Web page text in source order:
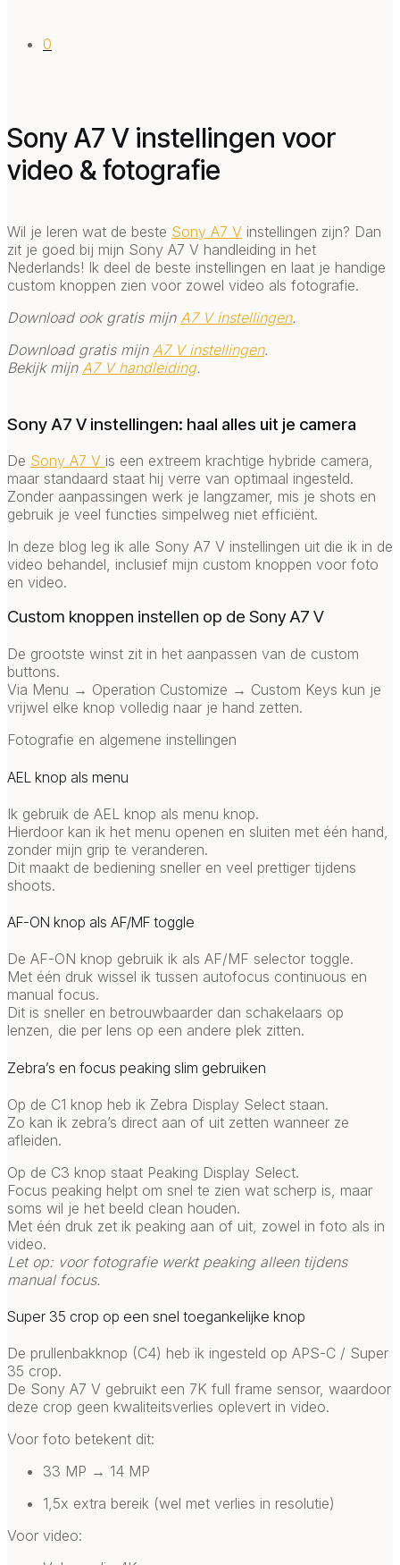
0
Sony A7 V instellingen voor
video & fotografie
Wil je leren wat de beste Sony A7 V instellingen zijn? Dan
zit je goed bij mijn Sony A7 V handleiding in het
Nederlands! Ik deel de beste instellingen en laat je handige
custom knoppen zien voor zowel video als fotografie.
Download ook gratis mijn A7 V instellingen.
Download gratis mijn A7 V instellingen.
Bekijk mijn A7 V handleiding.
Sony A7 V instellingen: haal alles uit je camera
De Sony A7 V is een extreem krachtige hybride camera,
maar standaard staat hij verre van optimaal ingesteld.
Zonder aanpassingen werk je langzamer, mis je shots en
gebruik je veel functies simpelweg niet efficiënt.
In deze blog leg ik alle Sony A7 V instellingen uit die ik in de
video behandel, inclusief mijn custom knoppen voor foto
en video.
Custom knoppen instellen op de Sony A7 V
De grootste winst zit in het aanpassen van de custom
buttons.
Via Menu → Operation Customize → Custom Keys kun je
vrijwel elke knop volledig naar je hand zetten.
Fotografie en algemene instellingen
AEL knop als menu
Ik gebruik de AEL knop als menu knop.
Hierdoor kan ik het menu openen en sluiten met één hand,
zonder mijn grip te veranderen.
Dit maakt de bediening sneller en veel prettiger tijdens
shoots.
AF-ON knop als AF/MF toggle
De AF-ON knop gebruik ik als AF/MF selector toggle.
Met één druk wissel ik tussen autofocus continuous en
manual focus.
Dit is sneller en betrouwbaarder dan schakelaars op
lenzen, die per lens op een andere plek zitten.
Zebra’s en focus peaking slim gebruiken
Op de C1 knop heb ik Zebra Display Select staan.
Zo kan ik zebra’s direct aan of uit zetten wanneer ze
afleiden.
Op de C3 knop staat Peaking Display Select.
Focus peaking helpt om snel te zien wat scherp is, maar
soms wil je het beeld clean houden.
Met één druk zet ik peaking aan of uit, zowel in foto als in
video.
Let op: voor fotografie werkt peaking alleen tijdens
manual focus.
Super 35 crop op een snel toegankelijke knop
De prullenbakknop (C4) heb ik ingesteld op APS-C / Super
35 crop.
De Sony A7 V gebruikt een 7K full frame sensor, waardoor
deze crop geen kwaliteitsverlies oplevert in video.
Voor foto betekent dit:
33 MP → 14 MP
1,5x extra bereik (wel met verlies in resolutie)
Voor video: